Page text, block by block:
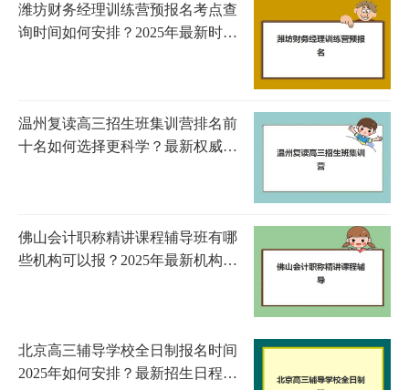
潍坊财务经理训练营预报名考点查
询时间如何安排？2025年最新时间
温州复读高三招生班集训营排名前
十名如何选择更科学？最新权威榜
佛山会计职称精讲课程辅导班有哪
些机构可以报？2025年最新机构名
北京高三辅导学校全日制报名时间
2025年如何安排？最新招生日程